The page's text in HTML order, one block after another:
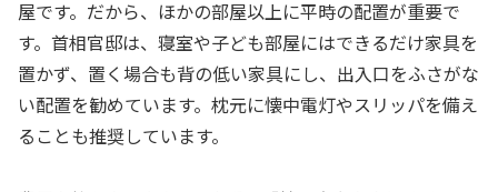
屋です。だから、ほかの部屋以上に平時の配置が重要で
す。首相官邸は、寝室や子ども部屋にはできるだけ家具を
置かず、置く場合も背の低い家具にし、出入口をふさがな
い配置を勧めています。枕元に懐中電灯やスリッパを備え
ることも推奨しています。